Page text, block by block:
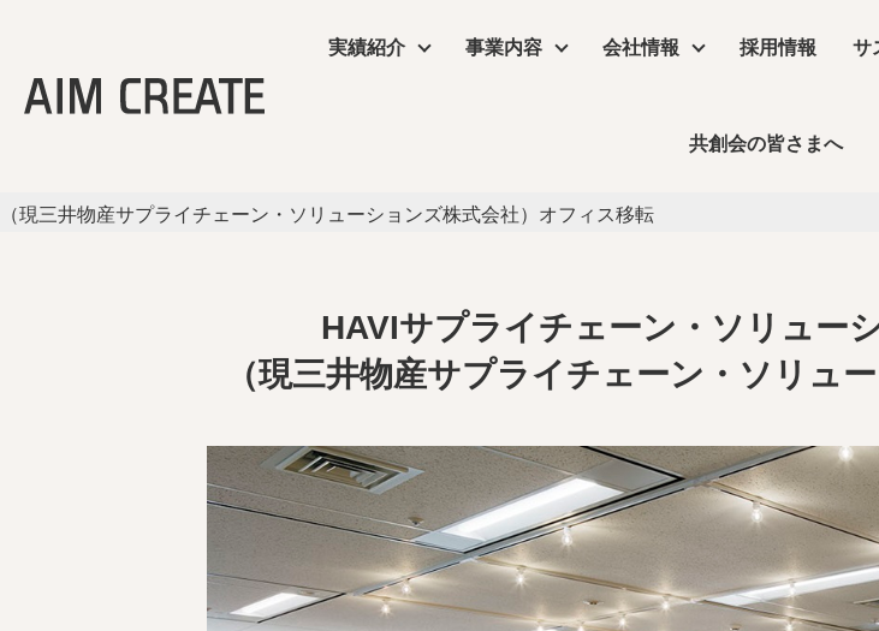
実績紹介
商業施設 物販店
オフィス・ショールーム 公共施設・ホテル・
POP UP
事業内容
プランニング リーシング
会社情報
会社概要 沿革
採用情報 サ
エイムクリエイツのサステナビリティ
ワクテナブルとは コンセプトムービー
ニュース コラム
共創会の皆さまへ
HAVIサプライチェーン・ソリュ
（現三井物産サプライチェーン・ソリュ
（現三井物産サプライチェーン・ソリューションズ株式会社）オフィス移転
HAVIサプライチェーン・ソリュー
（現三井物産サプライチェーン・ソリュ